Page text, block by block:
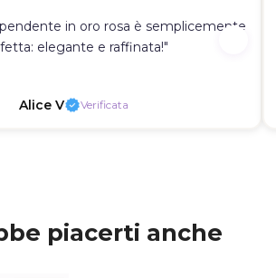
in oro rosa è semplicemente
elegante e raffinata!"
Alice V Verificata
piacerti anche